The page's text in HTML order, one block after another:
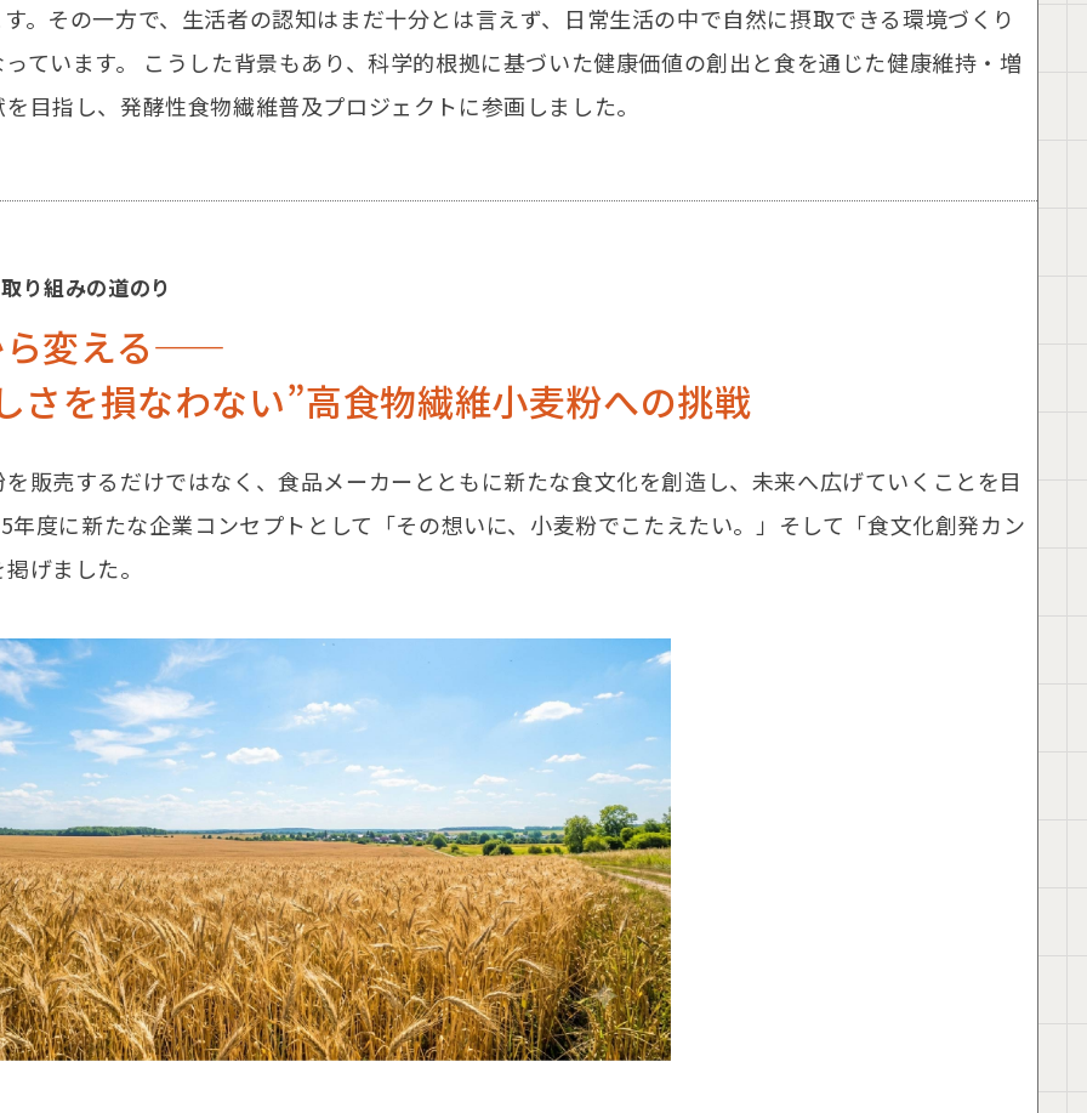
。その一方で、生活者の認知はまだ十分とは言えず、日常生活の中で自然に摂取できる環境づくり
ています。 こうした背景もあり、科学的根拠に基づいた健康価値の創出と食を通じた健康維持・増
目指し、発酵性食物繊維普及プロジェクトに参画しました。
り組みの道のり
変える――
さを損なわない”高食物繊維小麦粉への挑戦
販売するだけではなく、食品メーカーとともに新たな食文化を創造し、未来へ広げていくことを目
年度に新たな企業コンセプトとして「その想いに、小麦粉でこたえたい。」そして「食文化創発カン
げました。